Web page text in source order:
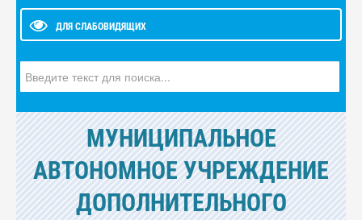
ДЛЯ СЛАБОВИДЯЩИХ
МУНИЦИПАЛЬНОЕ
АВТОНОМНОЕ УЧРЕЖДЕНИЕ
ДОПОЛНИТЕЛЬНОГО